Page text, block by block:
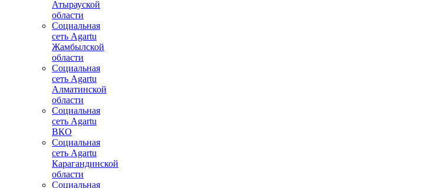
Атырауской
области
Социальная
сеть Agartu
Жамбылской
области
Социальная
сеть Agartu
Алматинской
области
Социальная
сеть Agartu
ВКО
Социальная
сеть Agartu
Карагандинской
области
Социальная